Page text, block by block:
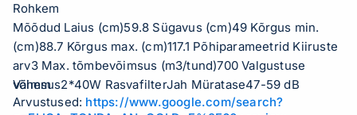
Rohkem
Mõõdud Laius (cm)59.8 Sügavus (cm)49 Kõrgus min.
(cm)88.7 Kõrgus max. (cm)117.1 Põhiparameetrid Kiiruste
arv3 Max. tõmbevõimsus (m3/tund)700 Valgustuse
võimsus2*40W RasvafilterJah Müratase47-59 dB
Mootorite arv1 Väljaviiku läbimõõt (mm)120
Vähem
Arvustused: https://www.google.com/search?